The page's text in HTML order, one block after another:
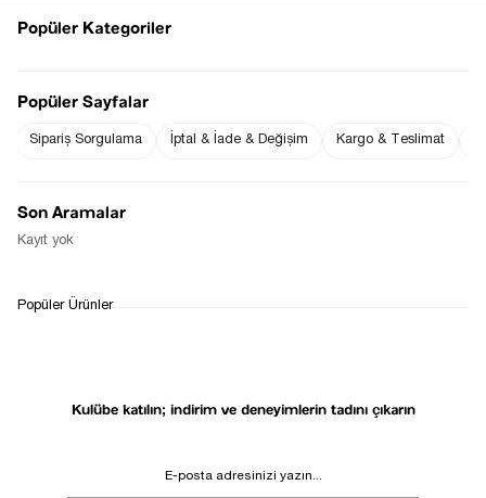
kullanılan S (Small) Bedendir.
Ürün Ölçüleri
İADE&DEĞİŞİM
Kulübe katılın; indirim ve deneyimlerin tadını çıkarın
Popüler Kategoriler
Popüler Sayfalar
Sipariş Sorgulama İptal & İade & Değişim Kargo & Teslimat
Son Aramalar
Kayıt yok
Popüler Ürünler